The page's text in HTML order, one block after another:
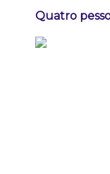
Quatro